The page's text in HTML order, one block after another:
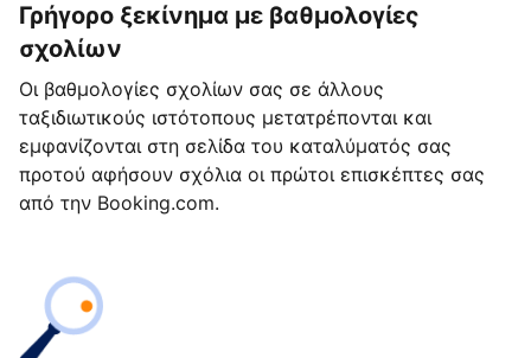
Γρήγορο ξεκίνημα με βαθμολογίες
σχολίων
Οι βαθμολογίες σχολίων σας σε άλλους
ταξιδιωτικούς ιστότοπους μετατρέπονται και
εμφανίζονται στη σελίδα του καταλύματός σας
προτού αφήσουν σχόλια οι πρώτοι επισκέπτες σας
από την Booking.com.